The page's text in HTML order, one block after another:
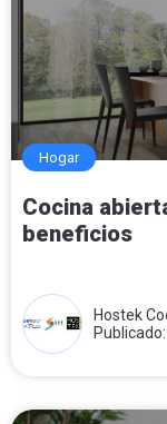
Hogar
Cocina
beneficios
Hostek